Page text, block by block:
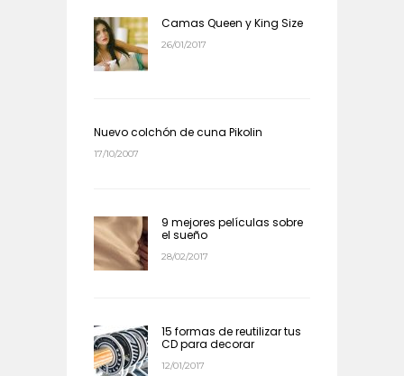
Camas Queen y King Size
26/01/2017
Nuevo colchón de cuna Pikolin
17/10/2007
9 mejores películas sobre
el sueño
28/02/2017
15 formas de reutilizar tus
CD para decorar
12/01/2017